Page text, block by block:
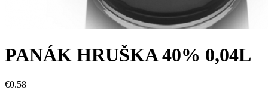
PANÁK HRUŠKA 40% 0,04L
€0.58